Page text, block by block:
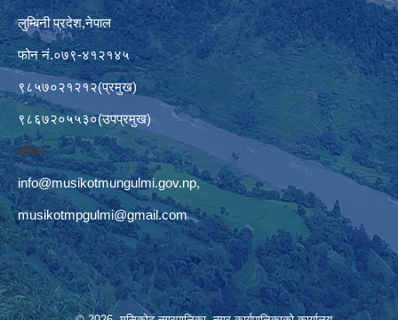
लुम्बिनी प्रदेश,नेपाल
फोन नं.०७९-४१२१४५
९८५७०२१२१२(प्रमुख)
९८६७२०५५३०(उपप्रमुख)
इमेलः–
info@musikotmungulmi.gov.np,
musikotmpgulmi@gmail.com